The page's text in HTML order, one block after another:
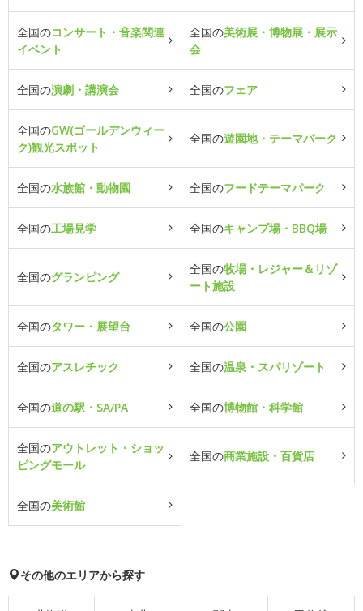
全国のコンサート・音楽関連
イベント
全国の美術展・博物展・展示
会
全国の演劇・講演会 全国のフェア
全国のGW(ゴールデンウィー
ク)観光スポット
全国の遊園地・テーマパーク
全国の水族館・動物園 全国のフードテーマパーク
全国の工場見学 全国のキャンプ場・BBQ場
全国のグランピング
全国の牧場・レジャー＆リゾ
ート施設
全国のタワー・展望台 全国の公園
全国のアスレチック 全国の温泉・スパリゾート
全国の道の駅・SA/PA 全国の博物館・科学館
全国のアウトレット・ショッ
ピングモール
全国の商業施設・百貨店
全国の美術館
その他のエリアから探す